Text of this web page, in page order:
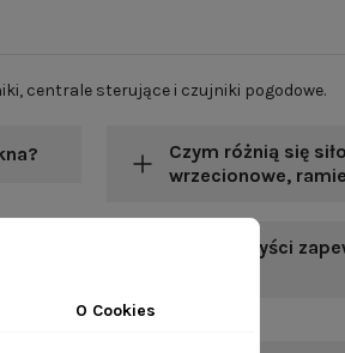
centrale sterujące i czujniki pogodowe.
Czym różnią się
wrzecionowe,
Jakie korzyści
O Cookies